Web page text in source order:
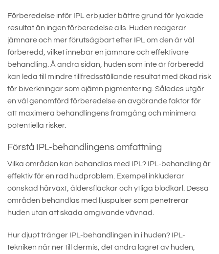
Förberedelse inför IPL erbjuder bättre grund för lyckade
resultat än ingen förberedelse alls. Huden reagerar
jämnare och mer förutsägbart efter IPL om den är väl
förberedd, vilket innebär en jämnare och effektivare
behandling. Å andra sidan, huden som inte är förberedd
kan leda till mindre tillfredsställande resultat med ökad risk
för biverkningar som ojämn pigmentering. Således utgör
en väl genomförd förberedelse en avgörande faktor för
att maximera behandlingens framgång och minimera
potentiella risker.
Förstå IPL-behandlingens omfattning
Vilka områden kan behandlas med IPL? IPL-behandling är
effektiv för en rad hudproblem. Exempel inkluderar
oönskad hårväxt, åldersfläckar och ytliga blodkärl. Dessa
områden behandlas med ljuspulser som penetrerar
huden utan att skada omgivande vävnad.
Hur djupt tränger IPL-behandlingen in i huden? IPL-
tekniken når ner till dermis, det andra lagret av huden,